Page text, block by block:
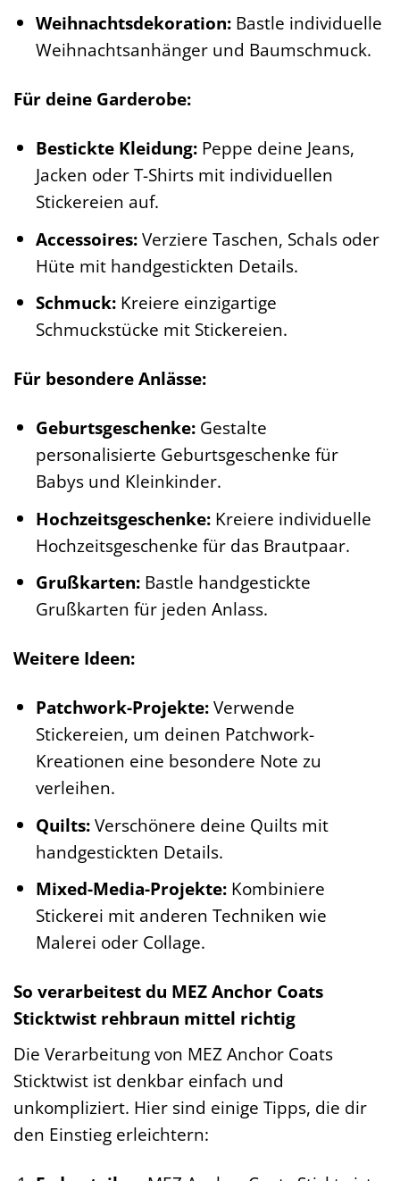
Weihnachtsdekoration:Bastle individuelle
Weihnachtsanhänger und Baumschmuck.
Für deine Garderobe:
Bestickte Kleidung:Peppe deine Jeans,
Jacken oder T-Shirts mit individuellen
Stickereien auf.
Accessoires:Verziere Taschen, Schals oder
Hüte mit handgestickten Details.
Schmuck:Kreiere einzigartige
Schmuckstücke mit Stickereien.
Für besondere Anlässe:
Geburtsgeschenke:Gestalte
personalisierte Geburtsgeschenke für
Babys und Kleinkinder.
Hochzeitsgeschenke:Kreiere individuelle
Hochzeitsgeschenke für das Brautpaar.
Grußkarten:Bastle handgestickte
Grußkarten für jeden Anlass.
Weitere Ideen:
Patchwork-Projekte:Verwende
Stickereien, um deinen Patchwork-
Kreationen eine besondere Note zu
verleihen.
Quilts:Verschönere deine Quilts mit
handgestickten Details.
Mixed-Media-Projekte:Kombiniere
Stickerei mit anderen Techniken wie
Malerei oder Collage.
So verarbeitest du MEZ Anchor Coats
Sticktwist rehbraun mittel richtig
Die Verarbeitung von MEZ Anchor Coats
Sticktwist ist denkbar einfach und
unkompliziert. Hier sind einige Tipps, die dir
den Einstieg erleichtern: